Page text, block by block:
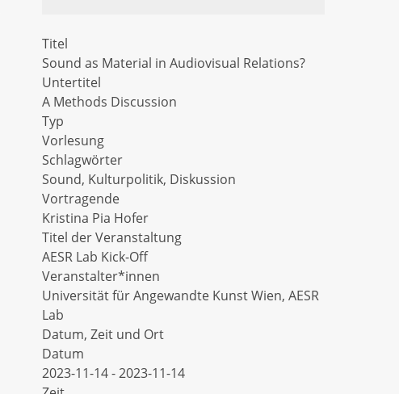
Titel
Sound as Material in Audiovisual Relations?
Untertitel
A Methods Discussion
Typ
Vorlesung
Schlagwörter
Sound, Kulturpolitik, Diskussion
Vortragende
Kristina Pia Hofer
Titel der Veranstaltung
AESR Lab Kick-Off
Veranstalter*innen
Universität für Angewandte Kunst Wien, AESR
Lab
Datum, Zeit und Ort
Datum
2023-11-14 - 2023-11-14